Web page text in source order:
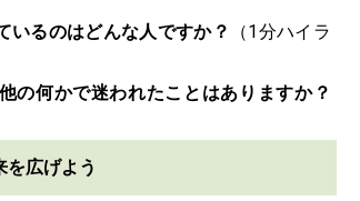
いるのはどんな人ですか？
の何かで迷われたことはありますか？
を広げよう